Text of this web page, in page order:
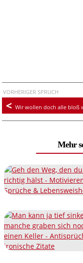
VORHERIGER SPRUCH
Wir wollen doch alle bloß wieder Kinder sein, weil aufgeschlagene Knie viel schneller heilen als gebrochene
Mehr